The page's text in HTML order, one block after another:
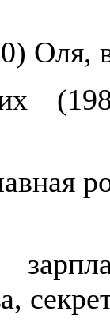
Оля,